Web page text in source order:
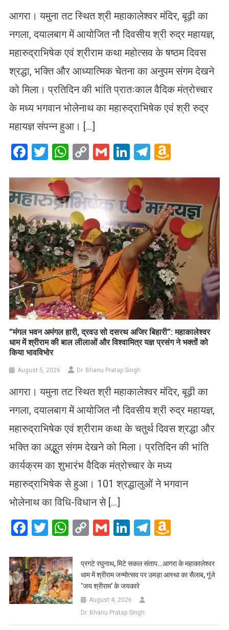
आगरा। यमुना तट स्थित श्री महाकालेश्वर मंदिर, बूढ़ी का
नगला, दयालबाग में आयोजित नौ दिवसीय श्री रुद्र महायज्ञ,
महारुद्राभिषेक एवं श्रीराम कथा महोत्सव के षष्ठम दिवस
श्रद्धा, भक्ति और आध्यात्मिक चेतना का अनुपम संगम देखने
को मिला। प्रतिदिन की भांति प्रातःकाल वैदिक मंत्रोच्चार
के मध्य भगवान भोलेनाथ का महारुद्राभिषेक एवं श्री रुद्र
महायज्ञ संपन्न हुआ। […]
Facebook
Twitter
WhatsApp
CopyGmailLinkedIn
Telegram
List
​”मंगल भवन अमंगल हारी, द्रवउ सो दसरथ अजिर बिहारी”: महाकालेश्वर
धाम में श्रीराम की बाल लीलाओं और विश्वामित्र यज्ञ प्रसंग ने भक्तों को
किया भावविभोर
August 5, 2026 Dr. Bhanu Pratap Singh
आगरा। यमुना तट स्थित श्री महाकालेश्वर मंदिर, बूढ़ी का
नगला, दयालबाग में आयोजित नौ दिवसीय श्री रुद्र महायज्ञ,
महारुद्राभिषेक एवं श्रीराम कथा के चतुर्थ दिवस श्रद्धा और
भक्ति का अद्भुत संगम देखने को मिला। प्रतिदिन की भांति
कार्यक्रम का शुभारंभ वैदिक मंत्रोच्चार के मध्य
महारुद्राभिषेक से हुआ। 101 श्रद्धालुओं ने भगवान
भोलेनाथ का विधि-विधान से […]
Facebook
Twitter
WhatsApp
CopyGmailLinkedIn
Telegram
List
प्रगटे रघुनाथ, मिटे सकल संताप…आगरा के महाकालेश्वर
धाम में श्रीराम जन्मोत्सव पर उमड़ा आस्था का सैलाब, गूंजे
‘जय श्रीराम’ के जयकारे
August 4, 2026
Dr. Bhanu Pratap Singh